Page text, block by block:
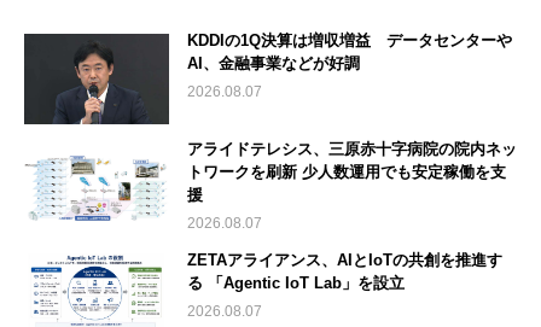
KDDIの1Q決算は増収増益 データセンターや
AI、金融事業などが好調
2026.08.07
アライドテレシス、三原赤十字病院の院内ネッ
トワークを刷新 少人数運用でも安定稼働を支
援
2026.08.07
ZETAアライアンス、AIとIoTの共創を推進す
る 「Agentic IoT Lab」を設立
2026.08.07